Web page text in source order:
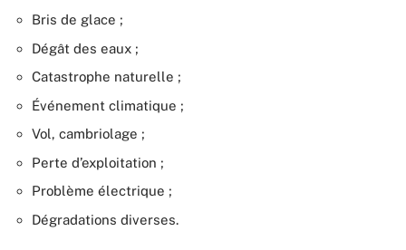
Bris de glace ;
Dégât des eaux ;
Catastrophe naturelle ;
Événement climatique ;
Vol, cambriolage ;
Perte d’exploitation ;
Problème électrique ;
Dégradations diverses.